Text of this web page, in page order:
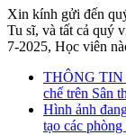
Xin kính gửi đến
Tu sĩ, và tất cả quý
7-2025, Học viên
THÔNG TIN
chế trên Sân
Hình ảnh
tạo các